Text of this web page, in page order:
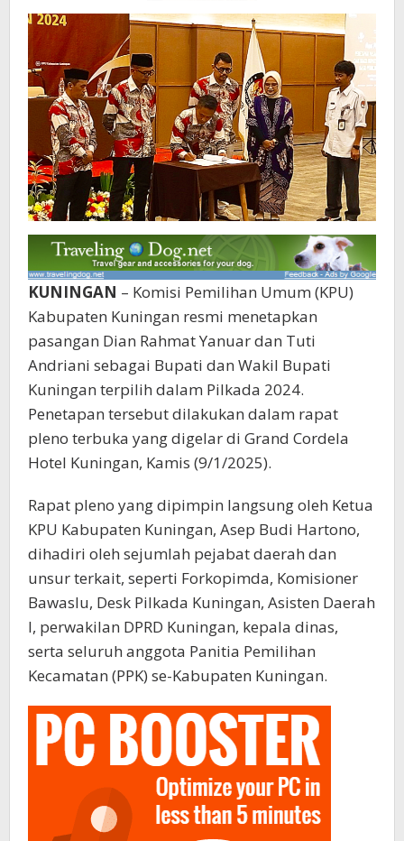
KUNINGAN – Komisi Pemilihan Umum (KPU)
Kabupaten Kuningan resmi menetapkan
pasangan Dian Rahmat Yanuar dan Tuti
Andriani sebagai Bupati dan Wakil Bupati
Kuningan terpilih dalam Pilkada 2024.
Penetapan tersebut dilakukan dalam rapat
pleno terbuka yang digelar di Grand Cordela
Hotel Kuningan, Kamis (9/1/2025).
Rapat pleno yang dipimpin langsung oleh Ketua
KPU Kabupaten Kuningan, Asep Budi Hartono,
dihadiri oleh sejumlah pejabat daerah dan
unsur terkait, seperti Forkopimda, Komisioner
Bawaslu, Desk Pilkada Kuningan, Asisten Daerah
I, perwakilan DPRD Kuningan, kepala dinas,
serta seluruh anggota Panitia Pemilihan
Kecamatan (PPK) se-Kabupaten Kuningan.